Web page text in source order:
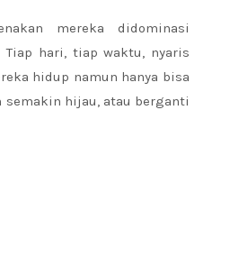
mereka didominasi
Tiap hari, tiap waktu, nyaris
hidup namun hanya bisa
semakin hijau, atau berganti